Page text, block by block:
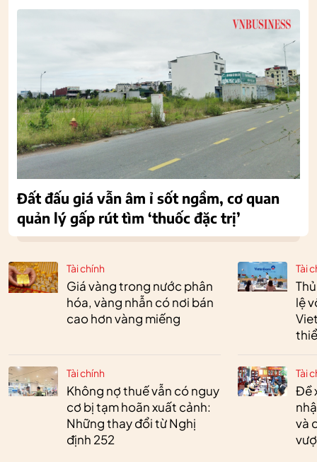
Tài chính
Giá vàng trong nước phân
hóa, vàng nhẫn có nơi bán
cao hơn vàng miếng
Tài chính
Không nợ thuế vẫn có nguy
cơ bị tạm hoãn xuất cảnh:
Những thay đổi từ Nghị
định 252
Tài
lệ
Tài
Đề
và
Đất đấu giá vẫn âm ỉ sốt ngầm, cơ quan
quản lý gấp rút tìm ‘thuốc đặc trị’